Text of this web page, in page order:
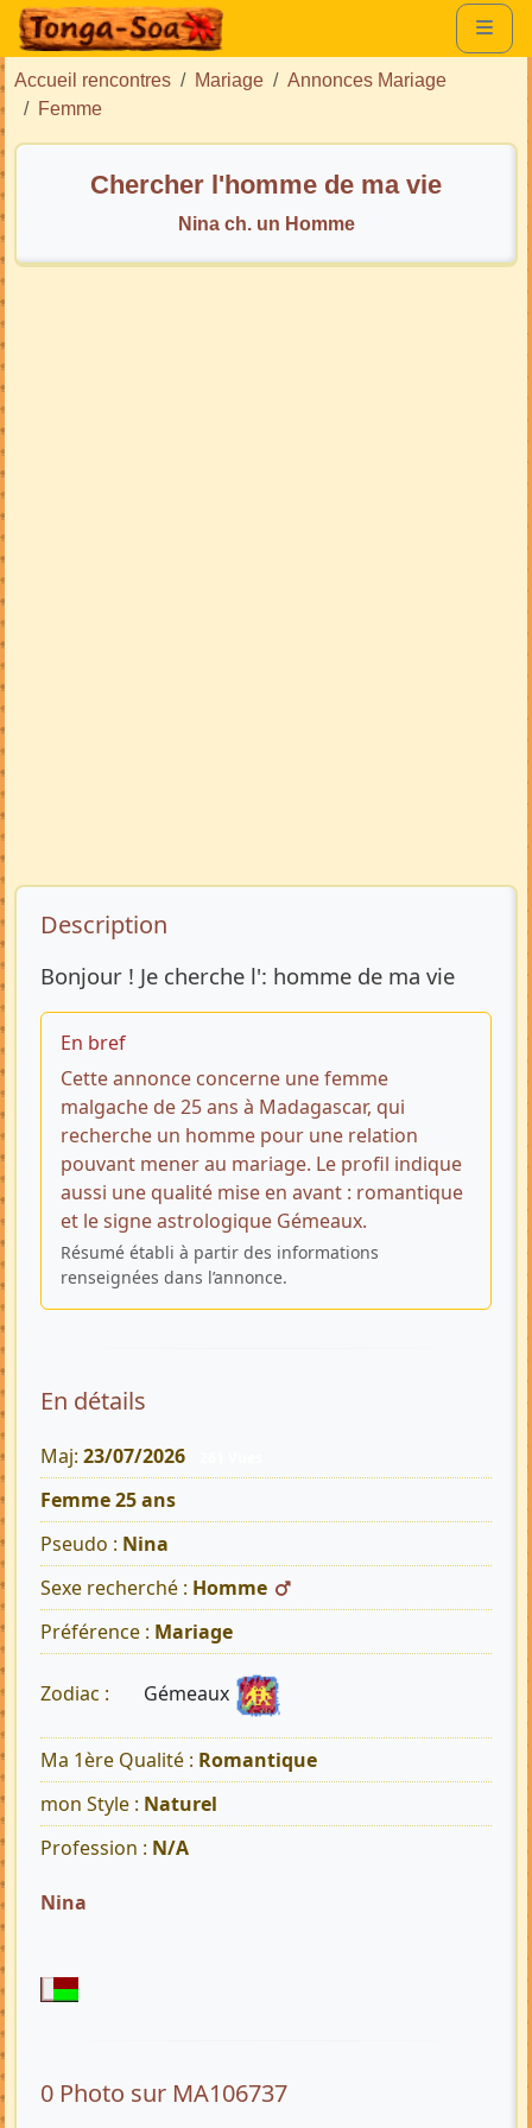
Accueil rencontres Mariage
Annonces Mariage
Femme
Chercher l'homme de ma vie
Nina ch. un Homme
Description de l’annonce
Description
Bonjour ! Je cherche l': homme de ma vie
En bref
Cette annonce concerne une femme
malgache de 25 ans à Madagascar, qui
recherche un homme pour une relation
pouvant mener au mariage. Le profil indique
aussi une qualité mise en avant : romantique
et le signe astrologique Gémeaux.
Résumé établi à partir des informations
renseignées dans l’annonce.
En détails
Maj: 23/07/2026
Femme 25 ans
Pseudo : Nina
Sexe recherché : Homme
Préférence : Mariage
Zodiac : Gémeaux
Ma 1ère Qualité : Romantique
mon Style : Naturel
Profession : N/A
Nina
0 Photo sur MA106737